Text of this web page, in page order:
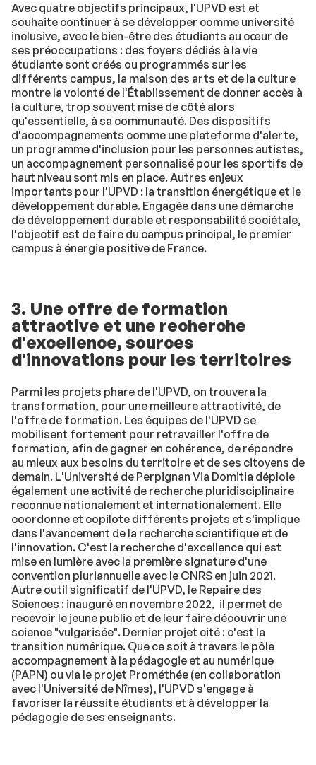
Avec quatre objectifs principaux, l'UPVD est et
souhaite continuer à se développer comme université
inclusive, avec le bien-être des étudiants au cœur de
ses préoccupations : des foyers dédiés à la vie
étudiante sont créés ou programmés sur les
différents campus, la maison des arts et de la culture
montre la volonté de l'Établissement de donner accès à
la culture, trop souvent mise de côté alors
qu'essentielle, à sa communauté. Des dispositifs
d'accompagnements comme une plateforme d'alerte,
un programme d'inclusion pour les personnes autistes,
un accompagnement personnalisé pour les sportifs de
haut niveau sont mis en place. Autres enjeux
importants pour l'UPVD : la transition énergétique et le
développement durable. Engagée dans une démarche
de développement durable et responsabilité sociétale,
l'objectif est de faire du campus principal, le premier
campus à énergie positive de France.
3. Une offre de formation
attractive et une recherche
d'excellence, sources
d'innovations pour les territoires
Parmi les projets phare de l'UPVD, on trouvera la
transformation, pour une meilleure attractivité, de
l'offre de formation. Les équipes de l'UPVD se
mobilisent fortement pour retravailler l'offre de
formation, afin de gagner en cohérence, de répondre
au mieux aux besoins du territoire et de ses citoyens de
demain. L'Université de Perpignan Via Domitia déploie
également une activité de recherche pluridisciplinaire
reconnue nationalement et internationalement. Elle
coordonne et copilote différents projets et s'implique
dans l'avancement de la recherche scientifique et de
l'innovation. C'est la recherche d'excellence qui est
mise en lumière avec la première signature d'une
convention pluriannuelle avec le CNRS en juin 2021.
Autre outil significatif de l'UPVD, le Repaire des
Sciences : inauguré en novembre 2022, il permet de
recevoir le jeune public et de leur faire découvrir une
science "vulgarisée". Dernier projet cité : c'est la
transition numérique. Que ce soit à travers le pôle
accompagnement à la pédagogie et au numérique
(PAPN) ou via le projet Prométhée (en collaboration
avec l'Université de Nîmes), l'UPVD s'engage à
favoriser la réussite étudiants et à développer la
pédagogie de ses enseignants.